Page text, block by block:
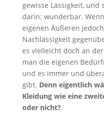
gewisse Lässigkeit,
darin: wunderbar.
eigenen Äußeren
Nachlässigkeit
es vielleicht doch an
man die eigenen
und es immer und
gibt. Denn eigentlich
Kleidung wie eine
oder nicht?